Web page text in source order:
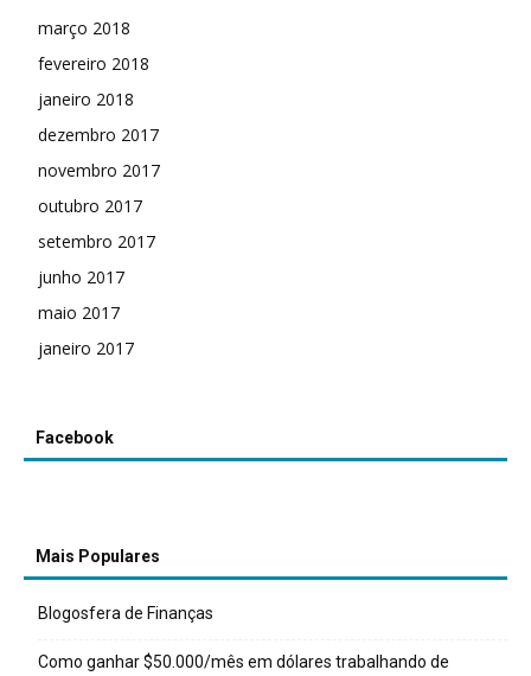
março 2018
fevereiro 2018
janeiro 2018
dezembro 2017
novembro 2017
outubro 2017
setembro 2017
junho 2017
maio 2017
janeiro 2017
Facebook
Mais Populares
Blogosfera de Finanças
Como ganhar $50.000/mês em dólares trabalhando de